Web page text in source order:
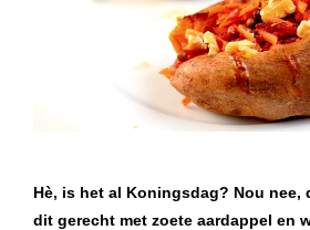
Hè, is het al Koningsdag? Nou nee,
dit gerecht met zoete aardappel en